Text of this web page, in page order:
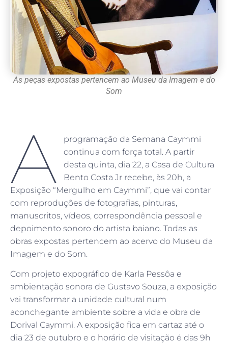
As peças expostas pertencem ao Museu da Imagem e do
Som
A
programação da Semana Caymmi
continua com força total. A partir
desta quinta, dia 22, a Casa de Cultura
Bento Costa Jr recebe, às 20h, a
Exposição “Mergulho em Caymmi”, que vai contar
com reproduções de fotografias, pinturas,
manuscritos, vídeos, correspondência pessoal e
depoimento sonoro do artista baiano. Todas as
obras expostas pertencem ao acervo do Museu da
Imagem e do Som.
Com projeto expográfico de Karla Pessôa e
ambientação sonora de Gustavo Souza, a exposição
vai transformar a unidade cultural num
aconchegante ambiente sobre a vida e obra de
Dorival Caymmi. A exposição fica em cartaz até o
dia 23 de outubro e o horário de visitação é das 9h